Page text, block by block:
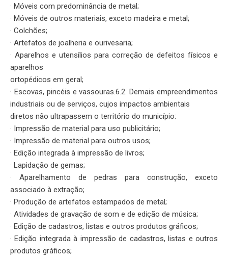
· Móveis com predominância de metal;
· Móveis de outros materiais, exceto madeira e metal;
· Colchões;
· Artefatos de joalheria e ourivesaria;
· Aparelhos e utensílios para correção de defeitos físicos e
aparelhos
ortopédicos em geral;
· Escovas, pincéis e vassouras.6.2. Demais empreendimentos
industriais ou de serviços, cujos impactos ambientais
diretos não ultrapassem o território do município:
· Impressão de material para uso publicitário;
· Impressão de material para outros usos;
· Edição integrada à impressão de livros;
· Lapidação de gemas;
· Aparelhamento de pedras para construção, exceto
associado à extração;
· Produção de artefatos estampados de metal;
· Atividades de gravação de som e de edição de música;
· Edição de cadastros, listas e outros produtos gráficos;
· Edição integrada à impressão de cadastros, listas e outros
produtos gráficos;